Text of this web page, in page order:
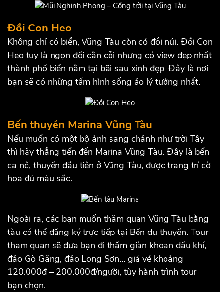
Đồi Con Heo
Không chỉ có biển, Vũng Tàu còn có đồi núi. Đồi Con
Heo tuy là ngọn đồi cằn cỗi nhưng có view đẹp nhất
thành phố biển nằm tại bãi sau xinh đẹp. Đây là nơi
bạn sẽ có những tấm hình sống ảo lý tưởng nhất.
Bến thuyền Marina Vũng Tàu
Nếu muốn có một bộ ảnh sang chảnh như trời Tây
thì hãy thẳng tiến đến Marina Vũng Tàu. Đây là bến
ca nô, thuyền đầu tiên ở Vũng Tàu, được trang trí cờ
hoa đủ màu sắc.
Ngoài ra, các bạn muốn thăm quan Vũng Tàu bằng
tàu có thể đăng ký trực tiếp tại Bến du thuyền. Tour
tham quan sẽ đưa bạn đi thăm giàn khoan dầu khí,
đảo Gò Găng, đảo Long Sơn… giá vé khoảng
120.000đ – 200.000đ/người, tùy hành trình tour
bạn chọn.